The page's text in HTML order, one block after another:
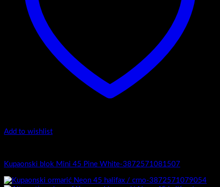
Add to wishlist
Kupaonski blok Mini 45 Pine White-3872571081507